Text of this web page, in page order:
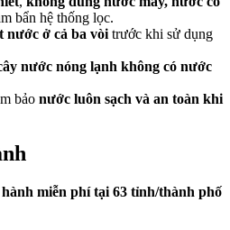
bẩn hệ thống lọc.
nước ở cả ba vòitrước khi sử dụng
nước nóng lạnh không có nước
bảo nước luôn sạch và an toàn khi
miễn phí tại 63 tỉnh/thành phố